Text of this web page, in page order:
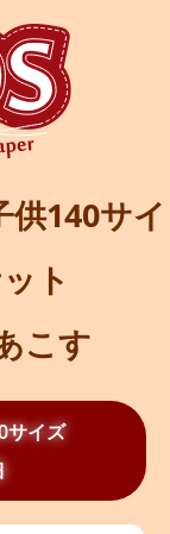
140サイ
ト
こす
サイズ